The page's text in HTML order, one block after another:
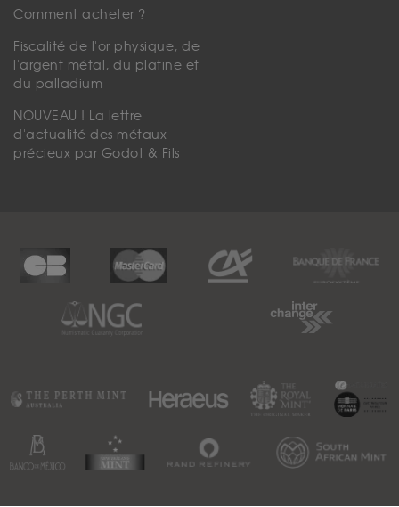
Comment acheter ?
Fiscalité de l'or physique, de
l'argent métal, du platine et
du palladium
NOUVEAU ! La lettre
d'actualité des métaux
précieux par Godot & Fils